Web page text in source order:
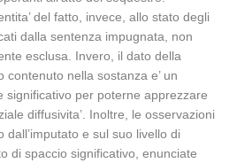
del fatto, invece, allo stato degli
dalla sentenza impugnata, non
esclusa. Invero, il dato della
contenuto nella sostanza e’ un
significativo per poterne apprezzare
diffusivita’. Inoltre, le osservazioni
e sul suo livello di
di spaccio significativo, enunciate